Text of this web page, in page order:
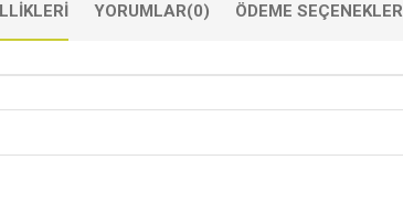
YORUMLAR(0) ÖDEME